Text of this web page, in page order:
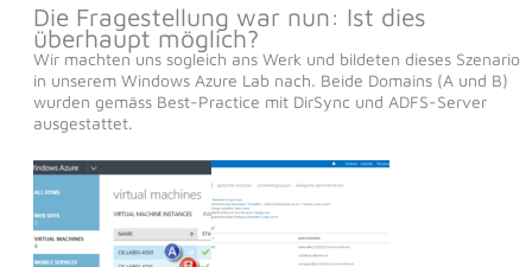
Die Fragestellung war nun: Ist dies
überhaupt möglich?
Wir machten uns sogleich ans Werk und bildeten dieses Szenario
in unserem Windows Azure Lab nach. Beide Domains (A und B)
wurden gemäss Best-Practice mit DirSync und ADFS-Server
ausgestattet.